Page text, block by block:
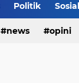
Voli Menjadi
Politik Sosial
news opini